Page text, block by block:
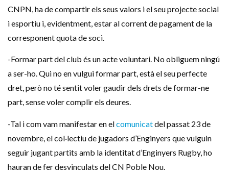
CNPN, ha de compartir els seus valors i el seu projecte social
i esportiu i, evidentment, estar al corrent de pagament de la
corresponent quota de soci.
-Formar part del club és un acte voluntari. No obliguem ningú
a ser-ho. Qui no en vulgui formar part, està el seu perfecte
dret, però no té sentit voler gaudir dels drets de formar-ne
part, sense voler complir els deures.
-Tal i com vam manifestar en elcomunicatdel passat 23 de
novembre, el col·lectiu de jugadors d’Enginyers que vulguin
seguir jugant partits amb la identitat d’Enginyers Rugby, ho
hauran de fer desvinculats del CN Poble Nou.